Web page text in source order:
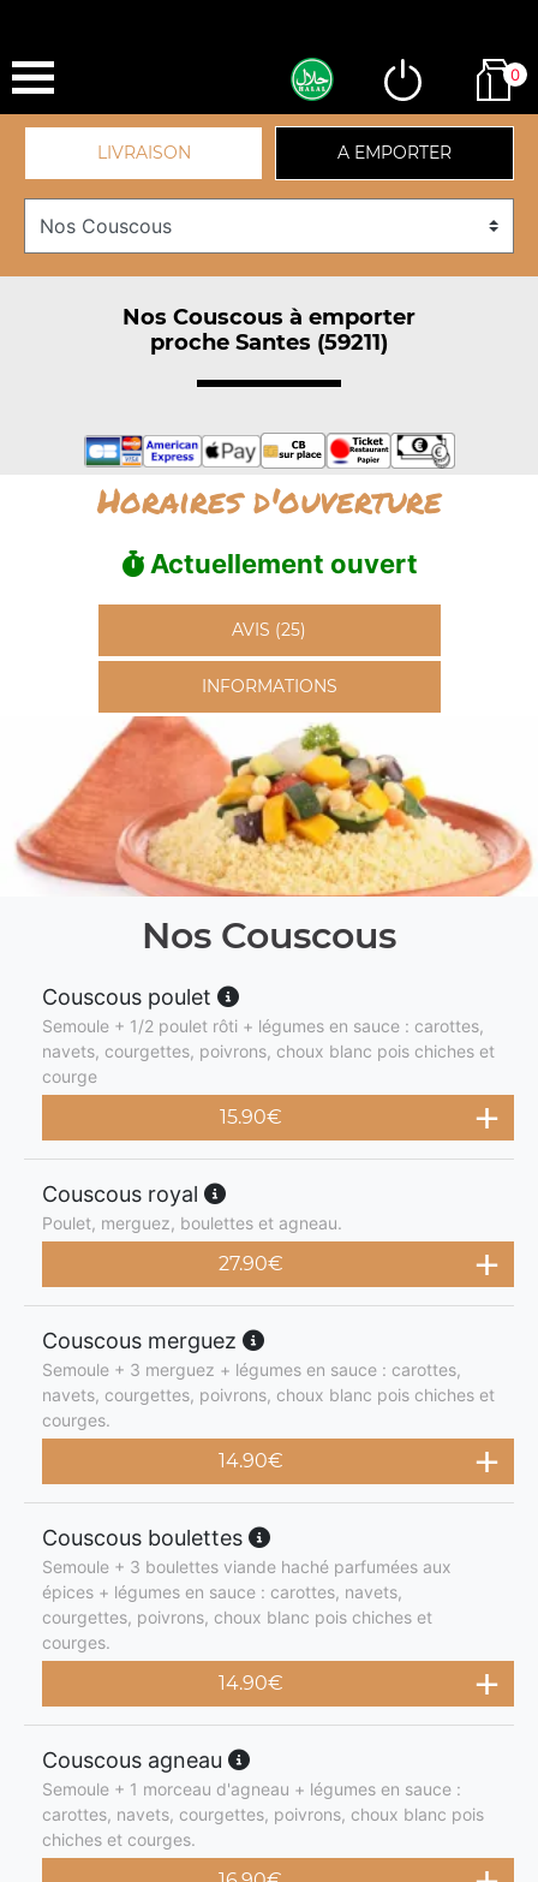
0
LIVRAISON A EMPORTER
Nos Couscous à emporter
proche Santes (59211)
Horaires d'ouverture
Actuellement ouvert
AVIS (25)
INFORMATIONS
Nos Couscous
Couscous poulet
Semoule + 1/2 poulet rôti + légumes en sauce : carottes,
navets, courgettes, poivrons, choux blanc pois chiches et
courge
15.90€
Couscous royal
Poulet, merguez, boulettes et agneau.
27.90€
Couscous merguez
Semoule + 3 merguez + légumes en sauce : carottes,
navets, courgettes, poivrons, choux blanc pois chiches et
courges.
14.90€
Couscous boulettes
Semoule + 3 boulettes viande haché parfumées aux
épices + légumes en sauce : carottes, navets,
courgettes, poivrons, choux blanc pois chiches et
courges.
14.90€
Couscous agneau
Semoule + 1 morceau d'agneau + légumes en sauce :
carottes, navets, courgettes, poivrons, choux blanc pois
chiches et courges.